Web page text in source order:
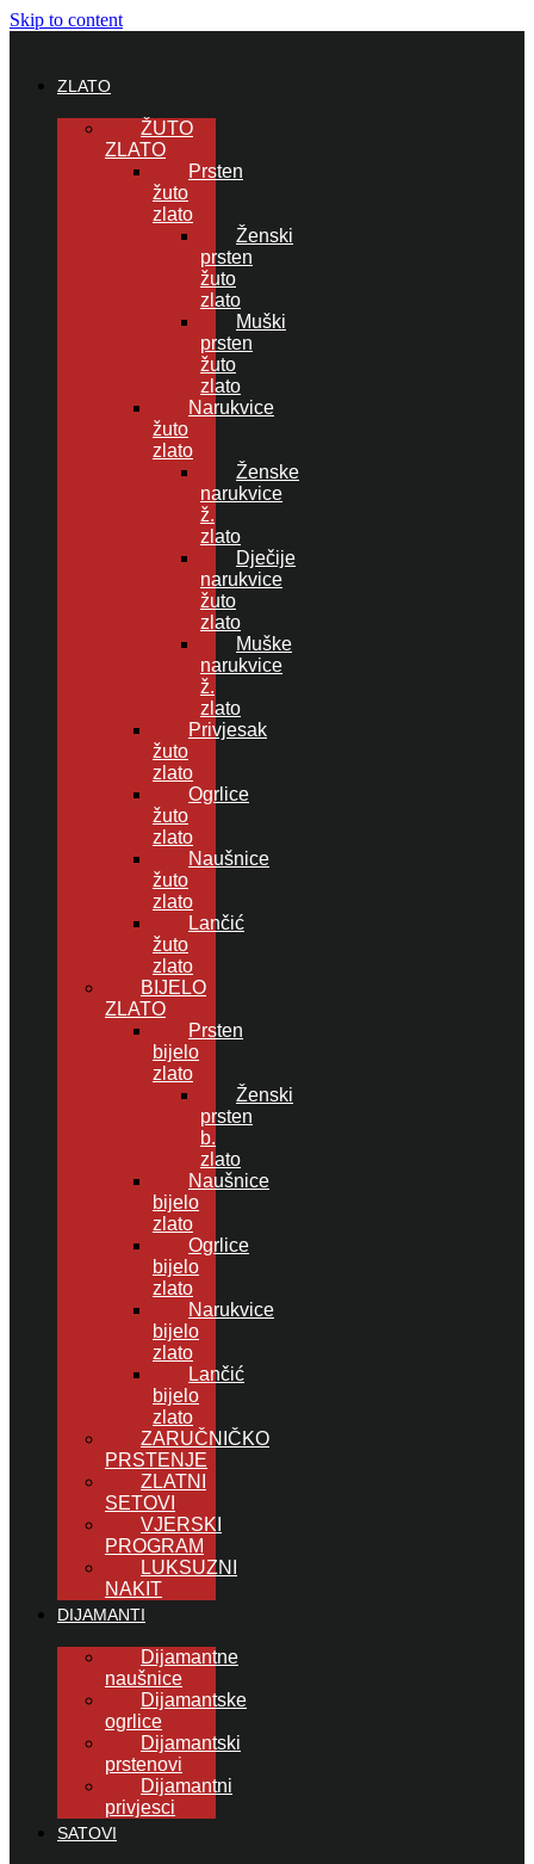
Skip to content
ZLATO
ŽUTO
ZLATO
Prsten
žuto
zlato
Ženski
prsten
žuto
zlato
Muški
prsten
žuto
zlato
Narukvice
žuto
zlato
Ženske
narukvice
ž.
zlato
Dječije
narukvice
žuto
zlato
Muške
narukvice
ž.
zlato
Privjesak
žuto
zlato
Ogrlice
žuto
zlato
Naušnice
žuto
zlato
Lančić
žuto
zlato
BIJELO
ZLATO
Prsten
bijelo
zlato
Ženski
prsten
b.
zlato
Naušnice
bijelo
zlato
Ogrlice
bijelo
zlato
Narukvice
bijelo
zlato
Lančić
bijelo
zlato
ZARUČNIČKO
PRSTENJE
ZLATNI
SETOVI
VJERSKI
PROGRAM
LUKSUZNI
NAKIT
DIJAMANTI
Dijamantne
naušnice
Dijamantske
ogrlice
Dijamantski
prstenovi
Dijamantni
privjesci
SATOVI